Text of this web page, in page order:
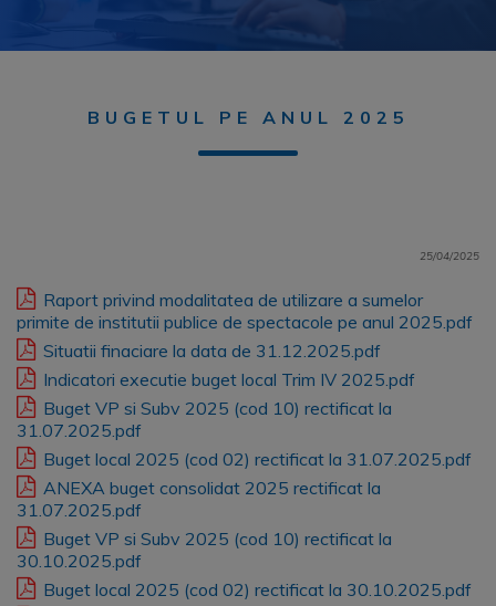
BUGETUL PE ANUL 2025
25/04/2025
Raport privind modalitatea de utilizare a sumelor
primite de institutii publice de spectacole pe anul 2025.pdf
Situatii finaciare la data de 31.12.2025.pdf
Indicatori executie buget local Trim IV 2025.pdf
Buget VP si Subv 2025 (cod 10) rectificat la
31.07.2025.pdf
Buget local 2025 (cod 02) rectificat la 31.07.2025.pdf
ANEXA buget consolidat 2025 rectificat la
31.07.2025.pdf
Buget VP si Subv 2025 (cod 10) rectificat la
30.10.2025.pdf
Buget local 2025 (cod 02) rectificat la 30.10.2025.pdf